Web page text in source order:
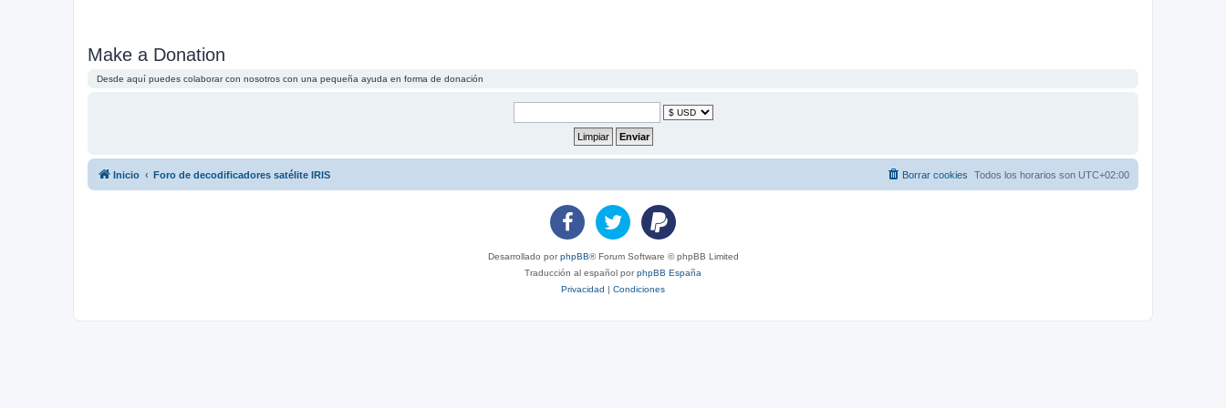
Make a Donation
Desde aquí puedes colaborar con nosotros con una pequeña ayuda en forma de donación
Inicio Foro de decodificadores satélite IRIS Todos los horarios son UTC+02:00
Borrar cookies
Desarrollado porphpBB® Forum Software © phpBB Limited
Traducción al español porphpBB España
Privacidad | Condiciones